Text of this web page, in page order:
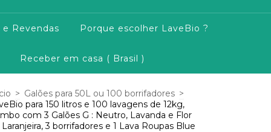
Revendas Porque escolher LaveBio ?
Receber em casa ( Brasil )
> Galões para 50L ou 100 borrifadores >
para 150 litros e 100 lavagens de 12kg,
com 3 Galões G : Neutro, Lavanda e Flor
3 borrifadores e 1 Lava Roupas Blue